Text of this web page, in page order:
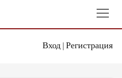
Вход| Регистрация